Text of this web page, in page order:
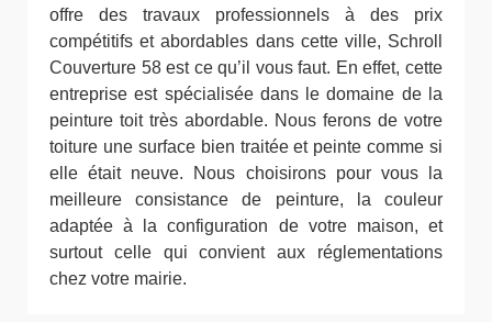
offre des travaux professionnels à des prix
compétitifs et abordables dans cette ville, Schroll
Couverture 58 est ce qu’il vous faut. En effet, cette
entreprise est spécialisée dans le domaine de la
peinture toit très abordable. Nous ferons de votre
toiture une surface bien traitée et peinte comme si
elle était neuve. Nous choisirons pour vous la
meilleure consistance de peinture, la couleur
adaptée à la configuration de votre maison, et
surtout celle qui convient aux réglementations
chez votre mairie.